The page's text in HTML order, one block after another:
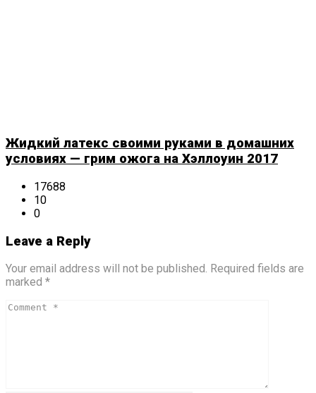
Жидкий латекс своими руками в домашних
условиях — грим ожога на Хэллоуин 2017
17688
10
0
Leave a Reply
Your email address will not be published. Required fields are
marked *